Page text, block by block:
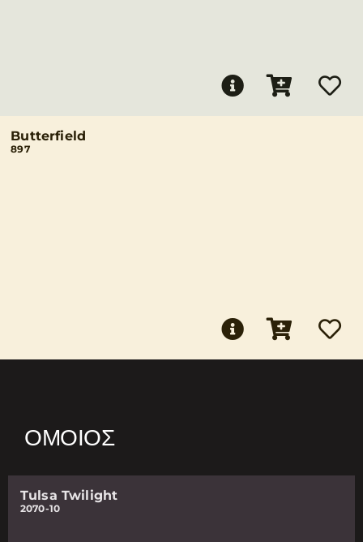
Butterfield
897
ΌΜΟΙΟΣ
Tulsa Twilight
2070-10